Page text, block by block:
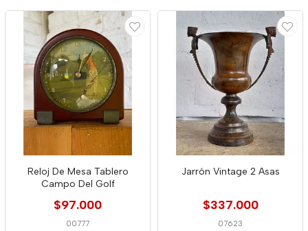
Reloj De Mesa Tablero
Campo Del Golf
$97.000
00777
Jarrón Vintage 2 Asas
$337.000
07623